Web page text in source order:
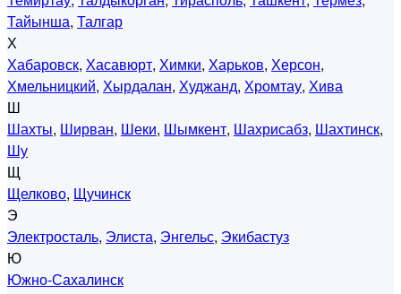
Тайынша, Талгар
Х
Хабаровск, Хасавюрт, Химки, Харьков, Херсон,
Хмельницкий, Хырдалан, Худжанд, Хромтау, Хива
Ш
Шахты, Ширван, Шеки, Шымкент, Шахрисабз, Шахтинск,
Шу
Щ
Щелково, Щучинск
Э
Электросталь, Элиста, Энгельс, Экибастуз
Ю
Южно-Сахалинск